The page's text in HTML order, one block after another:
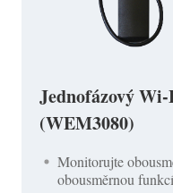
Jednofázový
(WEM3080)
Monitorujte
obousměrnou funkcí